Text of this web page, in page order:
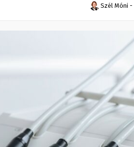
Szél Móni -